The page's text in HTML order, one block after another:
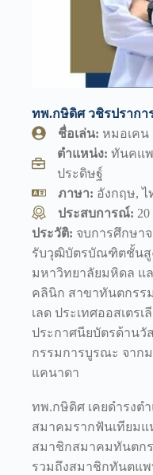
ทพ.กษิดิศ วชิรปรากา
ชื่อเล่น: หมอเคน
ตำแหน่ง: ทันคแ
ประดิษฐ์
ภาษา: อังกฤษ, ไ
ประสบการณ์: 20
ประวัติ: จบการศึกษา
รับวุฒิบัตรบัณฑิตชั้นสู
มหาวิทยาลัยมหิดล แ
คลินิก สาขาทันตกรร
เลด ประเทศออสเตร
ประกาศนียบัตรด้านวั
กรรมการบูรณะ จาก
แคนาดา
ทพ.กษิดิศ เคยดำรงต
สมาคมรากฟันเทียมแ
สมาชิกสมาคมทันตก
รวมถึงสมาชิกทันตแ